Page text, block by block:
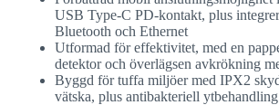
USB Type-C PD-kontakt, plus
Bluetooth och Ethernet
Utformad för effektivitet, med en
detektor och överlägsen avkrökning
Byggd för tuffa miljöer med IPX2
vätska, plus antibakteriell ytbehandling